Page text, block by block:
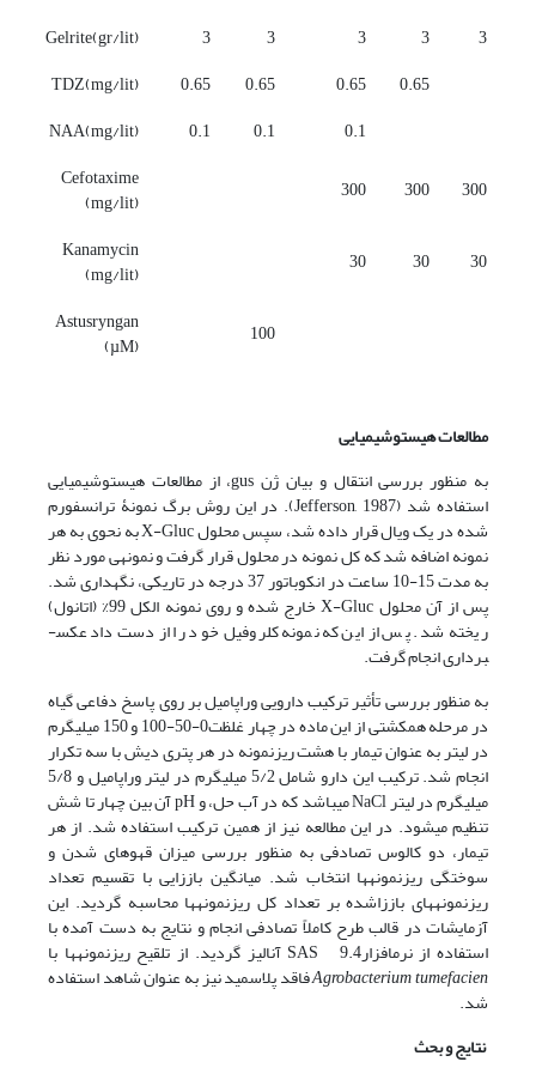
3
3
3
3
3
Gelrite(gr/lit)
0.65
0.65
0.65
0.65
TDZ(mg/lit)
0.1
0.1
0.1
NAA(mg/lit)
300
300
300
Cefotaxime
(mg/lit)
30
30
30
Kanamycin
(mg/lit)
100
Astusryngan
(µM)
مطالعات هیستوشیمیایی
به منظور بررسی انتقال و بیان ژن gus، از مطالعات هیستوشیمیایی
استفاده شد (Jefferson, 1987). در این روش برگ نمونۀ ترانسفورم
شده در یک ویال قرار داده شد، سپس محلول X-Gluc به نحوی به هر
نمونه اضافه شد که کل نمونه در محلول قرار گرفت و نمونه­ی مورد نظر
به مدت 15-10 ساعت در انکوباتور 37 درجه در تاریکی، نگهداری شد.
پس از آن محلول X-Gluc خارج شده و روی نمونه الکل 99% (اتانول)
ریخته شد. پس از این که نمونه کلروفیل خود را از دست داد عکس­
برداری انجام گرفت.
به منظور بررسی تأثیر ترکیب دارویی وراپامیل بر روی پاسخ دفاعی گیاه
در مرحله هم­کشتی از این ماده در چهار غلظت0-50-100 و 150 میلی­گرم
در لیتر به عنوان تیمار با هشت ریزنمونه در هر پتری دیش با سه تکرار
انجام شد. ترکیب این دارو شامل 5/2 میلی­گرم در لیتر وراپامیل و 5/8
میلی­گرم در لیتر NaCl می­باشد که در آب حل، و pH آن بین چهار تا شش
تنظیم می­شود. در این مطالعه نیز از همین ترکیب استفاده شد. از هر
تیمار، دو کالوس تصادفی به منظور بررسی میزان قهوه­ای شدن و
سوختگی ریزنمونه­ها انتخاب شد. میانگین باززایی با تقسیم تعداد
ریزنمونه­های باززاشده بر تعداد کل ریزنمونه­ها محاسبه گردید. این
آزمایشات در قالب طرح کاملاً تصادفی انجام و نتایج به دست آمده با
استفاده از نرم­افزار9.4 SAS آنالیز گردید. از تلقیح ریزنمونه­ها با
Agrobacterium tumefacienفاقد پلاسمید نیز به عنوان شاهد استفاده
شد.
نتایج و بحث